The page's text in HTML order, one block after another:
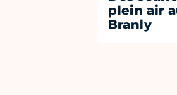
plein air
Branly